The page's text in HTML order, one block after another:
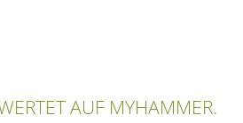
AUF MYHAMMER.